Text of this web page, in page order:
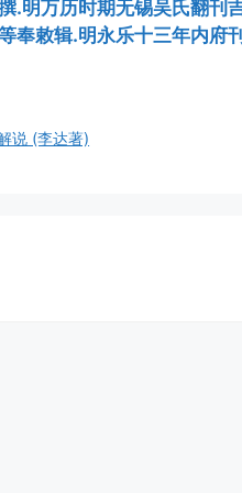
.明万历时期无锡吴氏翻刊吉
奉敕辑.明永乐十三年内府刊
说 (李达著)